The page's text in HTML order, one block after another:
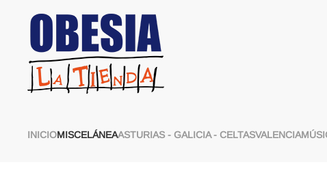
Skip to main content
INICIOMISCELÁNEAASTURIAS - GALICIA - CELTASVALENCIA